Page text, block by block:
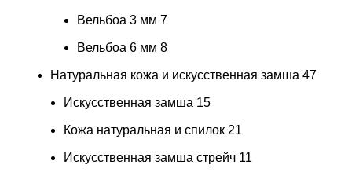
Вельбоа 3 мм 7
Вельбоа 6 мм 8
Натуральная кожа и искусственная замша 47
Искусственная замша 15
Кожа натуральная и спилок 21
Искусственная замша стрейч 11